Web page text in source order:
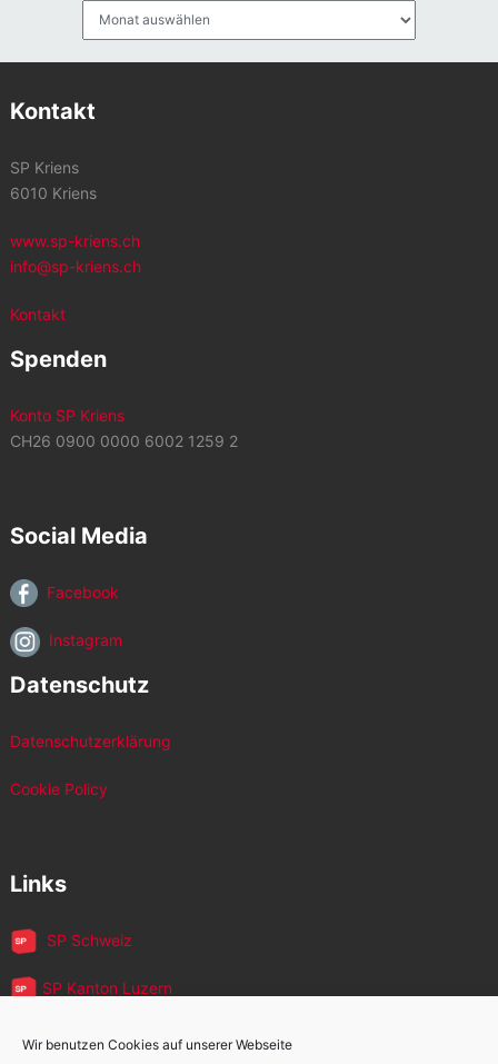
Wir benutzen Cookies auf unserer Webseite
Kontakt
SP Kriens
6010 Kriens
www.sp-kriens.ch
info@sp-kriens.ch
Kontakt
Spenden
Konto SP Kriens
CH26 0900 0000 6002 1259 2
Social Media
Facebook
Instagram
Datenschutz
Datenschutzerklärung
Cookie Policy
Links
SP Schweiz
SP Kanton Luzern
JUSO Luzern